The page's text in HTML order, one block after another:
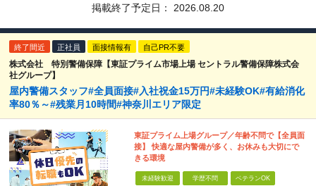
掲載終了予定日： 2026.08.20
終了間近 正社員 面接情報有 自己PR不要
株式会社 特別警備保障【東証プライム市場上場 セントラル警備保障株式会
社グループ】
屋内警備スタッフ#全員面接#入社祝金15万円#未経験OK#有給消化
率80％～#残業月10時間#神奈川エリア限定
東証プライム上場グループ／年齢不問で【全員面
接】 快適な屋内警備が多く、お休みも大切にで
きる環境
未経験歓迎 学歴不問 ベテランOK